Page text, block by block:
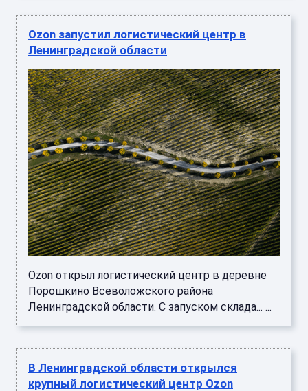
Ozon запустил логистический центр в
Ленинградской области
Ozon открыл логистический центр в деревне
Порошкино Всеволожского района
Ленинградской области. С запуском склада... ...
В Ленинградской области открылся
крупный логистический центр Ozon